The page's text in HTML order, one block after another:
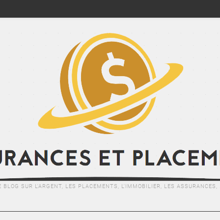
BLOG SUR L'ARGENT, LES PLACEMENTS, L'IMMOBILIER, LES ASSURANCES,